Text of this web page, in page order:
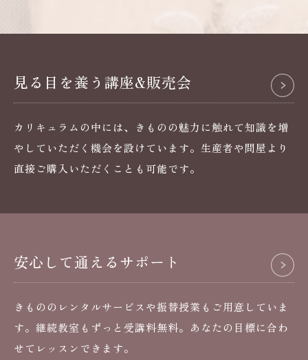
見る目を養う講座&販売会
カリキュラムの中には、きものの魅力に触れて知識を増
やしていただく機会を設けています。生産者や問屋より
直接ご購入いただくことも可能です。
安心して通えるサポート
きもののレンタルサービスや振替授業もご用意していま
す。継続教室もずっと受講料無料。あなたの目標に合わ
せてレッスンできます。